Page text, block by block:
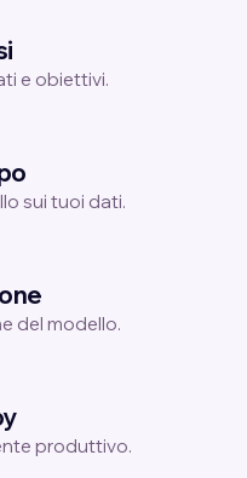
e obiettivi.
sui tuoi dati.
del modello.
produttivo.